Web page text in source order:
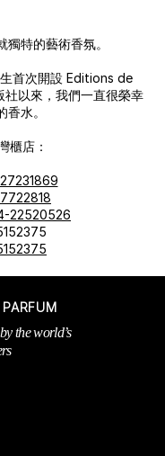
特的藝術香氛。
首次開設 Editions de
以來，我們一直很榮幸
水。
櫃店：
22520526
the world’s